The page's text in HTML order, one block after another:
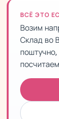
ВСЁ ЭТО
Возим
Склад во